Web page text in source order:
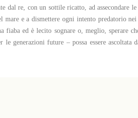
re, con un sottile ricatto, ad assecondare le
e a dismettere ogni intento predatorio
fiaba ed è lecito sognare o, meglio, sperare
generazioni future – possa essere ascoltata